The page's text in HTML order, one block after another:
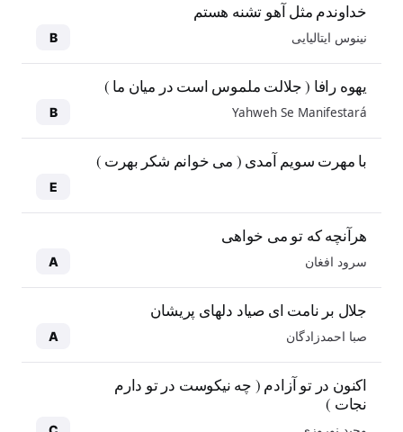
خداوندم مثل آهو تشنه هستم
نینوس ایتالیایی B
یهوه رافا ( جلالت ملموس است در میان ما )
Yahweh Se Manifestará
B
با مهرت سویم آمدی ( می خوانم شکر بهرت )
E
هرآنچه که تو می خواهی
سرود افغان A
جلال بر نامت ای صیاد دلهای پریشان
صبا احمدزادگان A
اکنون در تو آزادم ( چه نیکوست در تو دارم
نجات )